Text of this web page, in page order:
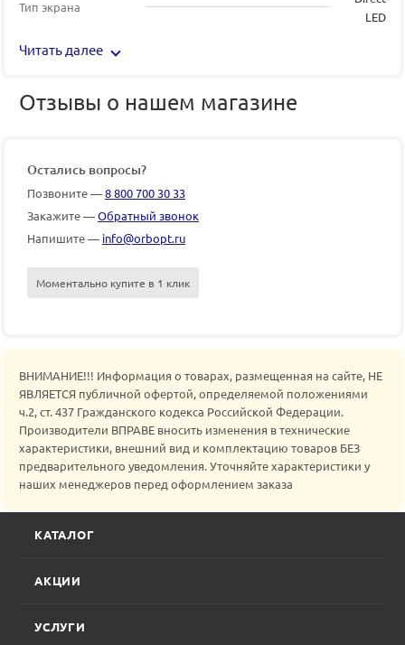
Тип экрана
LED
Читать далее
Отзывы о нашем магазине
Остались вопросы?
Позвоните —8 800 700 30 33
Закажите —Обратный звонок
Напишите — info@orbopt.ru
Моментально купите в 1 клик
ВНИМАНИЕ!!! Информация о товарах, размещенная на сайте, НЕ
ЯВЛЯЕТСЯ публичной офертой, определяемой положениями
ч.2, ст. 437 Гражданского кодекса Российской Федерации.
Производители ВПРАВЕ вносить изменения в технические
характеристики, внешний вид и комплектацию товаров БЕЗ
предварительного уведомления. Уточняйте характеристики у
наших менеджеров перед оформлением заказа
КАТАЛОГ
АКЦИИ
УСЛУГИ